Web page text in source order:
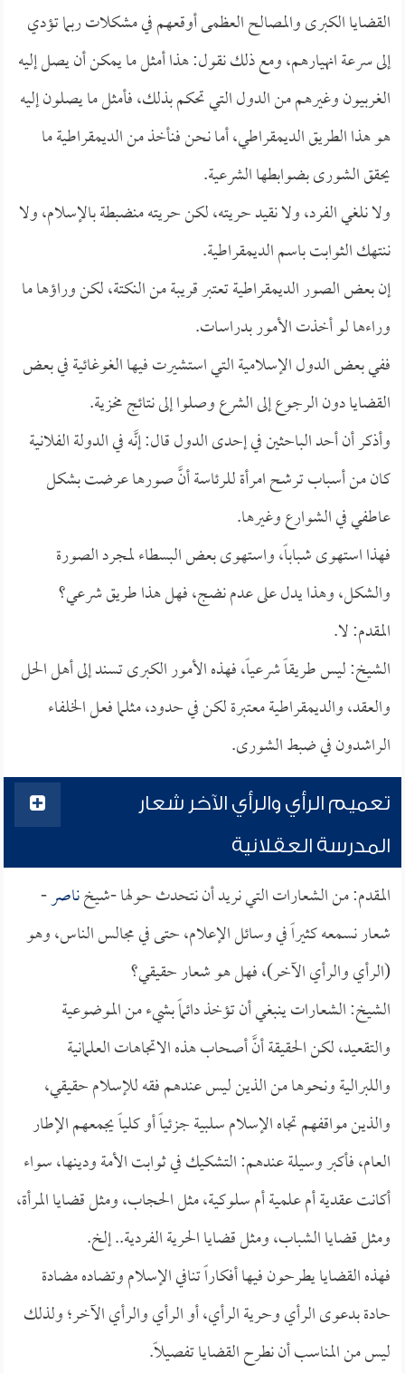
القضايا الكبرى والمصالح العظمى أوقعهم في مشكلات ربما تؤدي
إلى سرعة انهيارهم، ومع ذلك نقول: هذا أمثل ما يمكن أن يصل إليه
الغربيون وغيرهم من الدول التي تحكم بذلك، فأمثل ما يصلون إليه
هو هذا الطريق الديمقراطي، أما نحن فنأخذ من الديمقراطية ما
يحقق الشورى بضوابطها الشرعية.
ولا نلغي الفرد، ولا نقيد حريته، لكن حريته منضبطة بالإسلام، ولا
ننتهك الثوابت باسم الديمقراطية.
إن بعض الصور الديمقراطية تعتبر قريبة من النكتة، لكن وراؤها ما
وراءها لو أخذت الأمور بدراسات.
ففي بعض الدول الإسلامية التي استشيرت فيها الغوغائية في بعض
القضايا دون الرجوع إلى الشرع وصلوا إلى نتائج مخزية.
وأذكر أن أحد الباحثين في إحدى الدول قال: إنَّه في الدولة الفلانية
كان من أسباب ترشح امرأة للرئاسة أنَّ صورها عرضت بشكل
عاطفي في الشوارع وغيرها.
فهذا استهوى شباباً، واستهوى بعض البسطاء لمجرد الصورة
والشكل، وهذا يدل على عدم نضج، فهل هذا طريق شرعي؟
المقدم: لا.
الشيخ: ليس طريقاً شرعياً، فهذه الأمور الكبرى تسند إلى أهل الحل
والعقد، والديمقراطية معتبرة لكن في حدود، مثلما فعل الخلفاء
الراشدون في ضبط الشورى.
تعميم الرأي والرأي الآخر شعار
المدرسة العقلانية
المقدم: من الشعارات التي نريد أن نتحدث حولها -شيخناصر-
شعار نسمعه كثيراً في وسائل الإعلام، حتى في مجالس الناس، وهو
(الرأي والرأي الآخر)، فهل هو شعار حقيقي؟
الشيخ: الشعارات ينبغي أن تؤخذ دائماً بشيء من الموضوعية
والتقعيد، لكن الحقيقة أنَّ أصحاب هذه الاتجاهات العلمانية
واللبرالية ونحوها من الذين ليس عندهم فقه للإسلام حقيقي،
والذين مواقفهم تجاه الإسلام سلبية جزئياً أو كلياً يجمعهم الإطار
العام، فأكبر وسيلة عندهم: التشكيك في ثوابت الأمة ودينها، سواء
أكانت عقدية أم علمية أم سلوكية، مثل الحجاب، ومثل قضايا المرأة،
ومثل قضايا الشباب، ومثل قضايا الحرية الفردية.. إلخ.
فهذه القضايا يطرحون فيها أفكاراً تنافي الإسلام وتضاده مضادة
حادة بدعوى الرأي وحرية الرأي، أو الرأي والرأي الآخر؛ ولذلك
ليس من المناسب أن نطرح القضايا تفصيلاً.